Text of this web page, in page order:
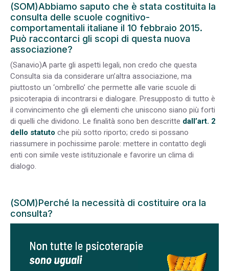
(SOM)Abbiamo saputo che è stata costituita la
consulta delle scuole cognitivo-
comportamentali italiane il 10 febbraio 2015.
Può raccontarci gli scopi di questa nuova
associazione?
(Sanavio)A parte gli aspetti legali, non credo che questa
Consulta sia da considerare un’altra associazione, ma
piuttosto un ‘ombrello’ che permette alle varie scuole di
psicoterapia di incontrarsi e dialogare. Presupposto di tutto è
il convincimento che gli elementi che uniscono siano più forti
di quelli che dividono. Le finalità sono ben descritte dall’art. 2
dello statuto che più sotto riporto; credo si possano
riassumere in pochissime parole: mettere in contatto degli
enti con simile veste istituzionale e favorire un clima di
dialogo.
(SOM)Perché la necessità di costituire ora la
consulta?